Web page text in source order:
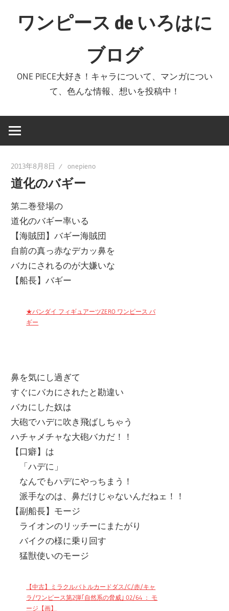
ワンピース de いろはに
ブログ
ONE PIECE大好き！キャラについて、マンガについ
て、色んな情報、想いを投稿中！
2013年8月8日 onepieno
道化のバギー
第二巻登場の
道化のバギー率いる
【海賊団】バギー海賊団
自前の真っ赤なデカッ鼻を
バカにされるのが大嫌いな
【船長】バギー
★バンダイ フィギュアーツZERO ワンピース バ
ギー
鼻を気にし過ぎて
すぐにバカにされたと勘違い
バカにした奴は
大砲でハデに吹き飛ばしちゃう
ハチャメチャな大砲バカだ！！
【口癖】は
「ハデに」
なんでもハデにやっちまう！
派手なのは、鼻だけじゃないんだねェ！！
【副船長】モージ
ライオンのリッチーにまたがり
バイクの様に乗り回す
猛獣使いのモージ
【中古】ミラクルバトルカードダス/C/赤/キャ
ラ/ワンピース第2弾｢自然系の脅威｣ 02/64 ： モ
ージ【画】